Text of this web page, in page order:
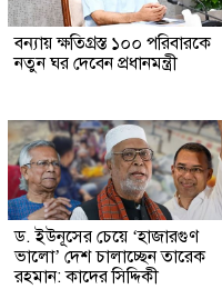
বন্যায় ক্ষতিগ্রস্ত ১০০ পরিবারকে
নতুন ঘর দেবেন প্রধানমন্ত্রী
ড. ইউনূসের চেয়ে ‘হাজারগুণ
ভালো’ দেশ চালাচ্ছেন তারেক
রহমান: কাদের সিদ্দিকী